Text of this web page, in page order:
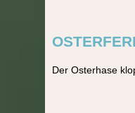
Der Osterhase